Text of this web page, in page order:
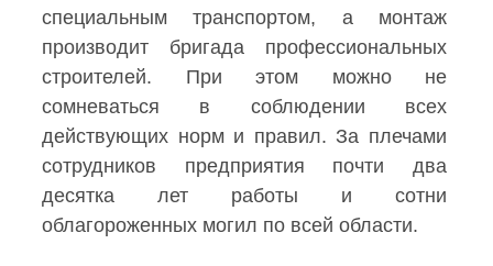
специальным транспортом, а монтаж
производит бригада профессиональных
строителей. При этом можно не
сомневаться в соблюдении всех
действующих норм и правил. За плечами
сотрудников предприятия почти два
десятка лет работы и сотни
облагороженных могил по всей области.